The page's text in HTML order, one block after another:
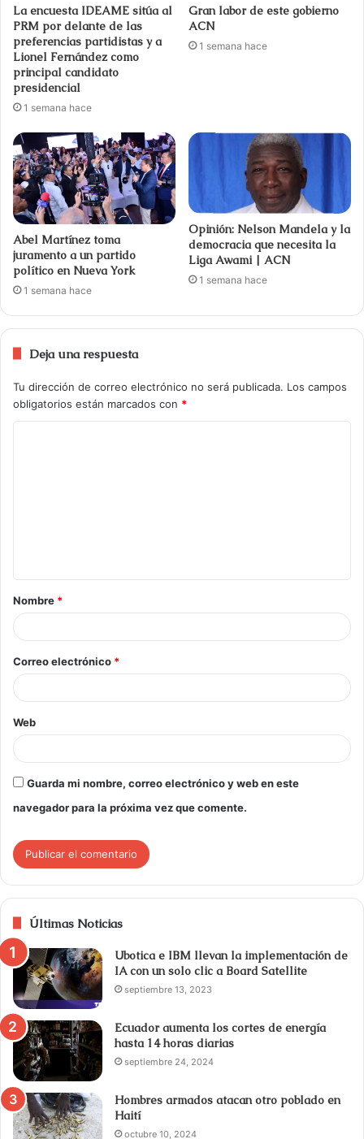
La encuesta IDEAME sitúa al
PRM por delante de las
preferencias partidistas y a
Lionel Fernández como
principal candidato
presidencial
1 semana hace
Gran labor de este gobierno
ACN
1 semana hace
Abel Martínez toma
juramento a un partido
político en Nueva York
1 semana hace
Opinión: Nelson Mandela y la
democracia que necesita la
Liga Awami | ACN
1 semana hace
Deja una respuesta
Tu dirección de correo electrónico no será publicada. Los campos
obligatorios están marcados con *
Nombre *
Correo electrónico *
Web
Guarda mi nombre, correo electrónico y web en este
navegador para la próxima vez que comente.
Últimas Noticias
Ubotica e IBM llevan la implementación de
IA con un solo clic a Board Satellite
septiembre 13, 2023
Ecuador aumenta los cortes de energía
hasta 14 horas diarias
septiembre 24, 2024
Hombres armados atacan otro poblado en
Haití
octubre 10, 2024